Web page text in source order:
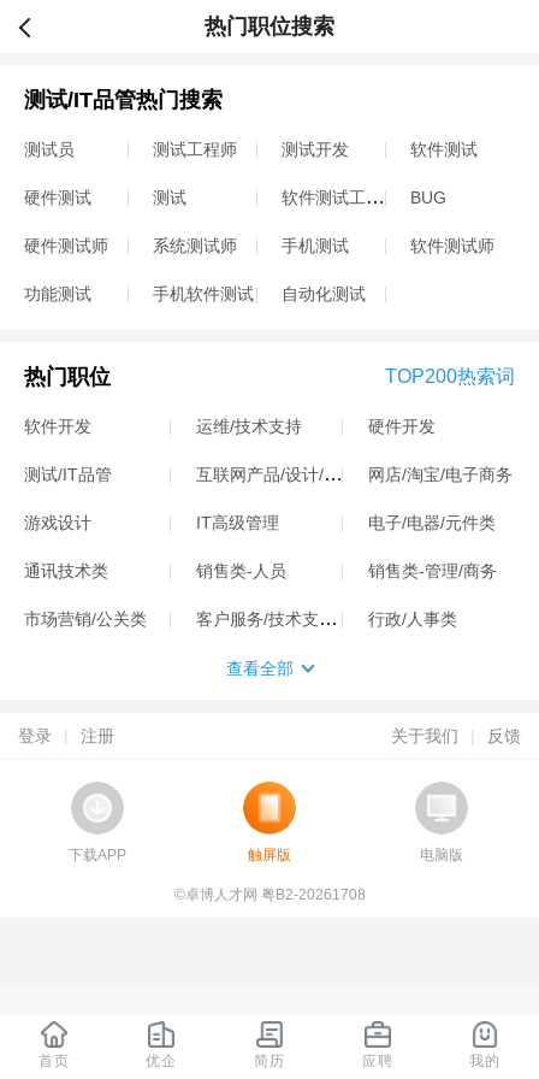
热门职位搜索
测试/IT品管热门搜索
测试员 测试工程师 测试开发 软件测试
硬件测试 测试 软件测试工程师 BUG
硬件测试师 系统测试师 手机测试 软件测试师
功能测试 手机软件测试 自动化测试
热门职位 TOP200热索词
软件开发 运维/技术支持 硬件开发
测试/IT品管 互联网产品/设计/运营 网店/淘宝/电子商务
游戏设计 IT高级管理 电子/电器/元件类
通讯技术类 销售类-人员 销售类-管理/商务
市场营销/公关类 客户服务/技术支持类 行政/人事类
查看全部
登录 | 注册 关于我们 | 反馈
下载APP 触屏版 电脑版
©卓博人才网 粤B2-20261708
首页 优企 简历 应聘 我的